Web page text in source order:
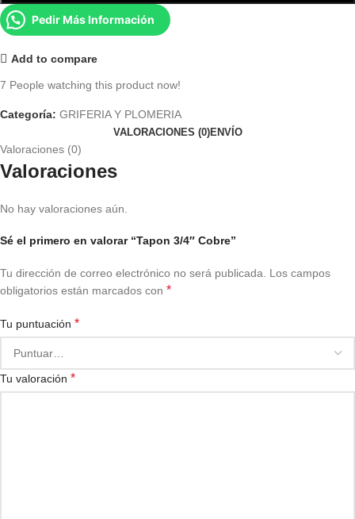
Pedir Más Información
Add to compare
7 People watching this product now!
Categoría: GRIFERIA Y PLOMERIA
VALORACIONES (0)ENVÍO
Valoraciones (0)
Valoraciones
No hay valoraciones aún.
Sé el primero en valorar “Tapon 3/4″ Cobre”
Tu dirección de correo electrónico no será publicada. Los campos
obligatorios están marcados con *
Tu puntuación *
Tu valoración *